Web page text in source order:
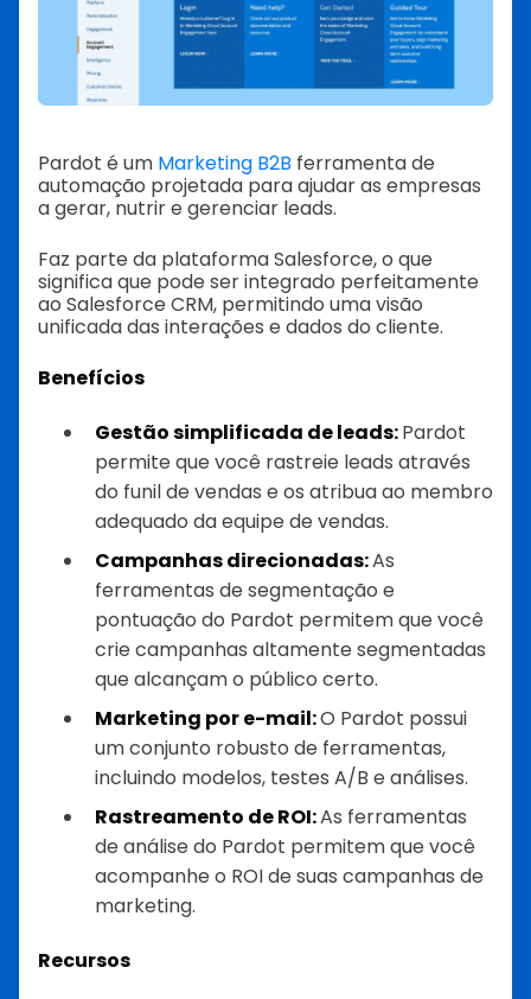
Pardot é um Marketing B2B ferramenta de
automação projetada para ajudar as empresas
a gerar, nutrir e gerenciar leads.
Faz parte da plataforma Salesforce, o que
significa que pode ser integrado perfeitamente
ao Salesforce CRM, permitindo uma visão
unificada das interações e dados do cliente.
Benefícios
Gestão simplificada de leads:Pardot
permite que você rastreie leads através
do funil de vendas e os atribua ao membro
adequado da equipe de vendas.
Campanhas direcionadas:As
ferramentas de segmentação e
pontuação do Pardot permitem que você
crie campanhas altamente segmentadas
que alcançam o público certo.
Marketing por e-mail:O Pardot possui
um conjunto robusto de ferramentas,
incluindo modelos, testes A/B e análises.
Rastreamento de ROI:As ferramentas
de análise do Pardot permitem que você
acompanhe o ROI de suas campanhas de
marketing.
Recursos